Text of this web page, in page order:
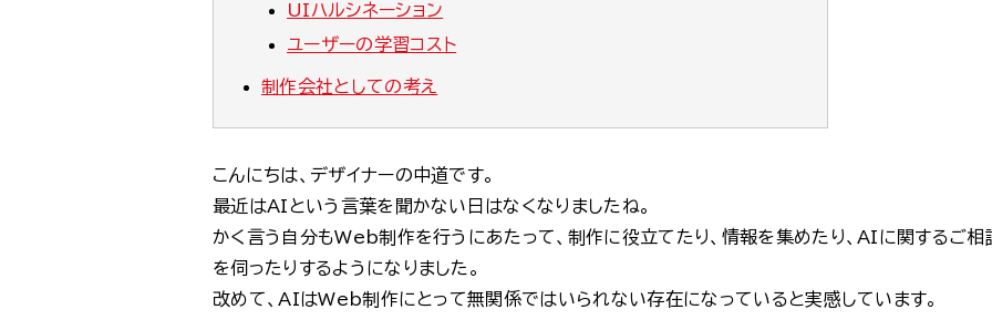
UIハルシネーション
ユーザーの学習コスト
制作会社としての考え
こんにちは、デザイナーの中道です。
最近はAIという言葉を聞かない日はなくなりましたね。
かく言う自分もWeb制作を行うにあたって、制作に役立てたり、情報を集めたり、AIに関するご相
を伺ったりするようになりました。
改めて、AIはWeb制作にとって無関係ではいられない存在になっていると実感しています。